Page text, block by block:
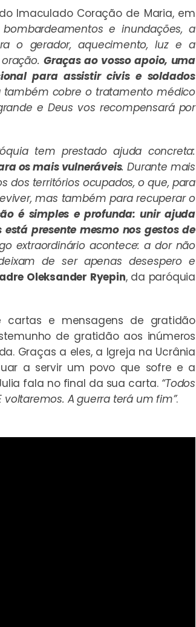
Imaculado Coração de Maria, em
e inundações, a
o gerador, aquecimento, luz e a
Graças ao vosso apoio, uma
para assistir civis e soldados
também cobre o tratamento médico
e Deus vos recompensará por
tem prestado ajuda concreta:
os mais vulneráveis. Durante mais
dos territórios ocupados, o que, para
mas também para recuperar o
é simples e profunda: unir ajuda
presente mesmo nos gestos de
extraordinário acontece: a dor não
de ser apenas desespero e
Oleksander Ryepin, da paróquia
cartas e mensagens de gratidão
de gratidão aos inúmeros
Graças a eles, a Igreja na Ucrânia
a servir um povo que sofre e a
fala no final da sua carta. “Todos
A guerra terá um fim”.